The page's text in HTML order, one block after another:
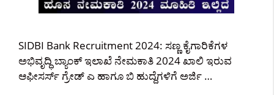
SIDBI Bank Recruitment 2024: ಸಣ್ಣ ಕೈಗಾರಿಕೆಗಳ
ಅಭಿವೃದ್ಧಿ ಬ್ಯಾಂಕ್ ಇಲಾಖೆ ನೇಮಕಾತಿ 2024 ಖಾಲಿ ಇರುವ
ಆಫೀಸರ್ಸ್ ಗ್ರೇಡ್ ಎ ಹಾಗೂ ಬಿ ಹುದ್ದೆಗಳಿಗೆ ಅರ್ಜಿ …